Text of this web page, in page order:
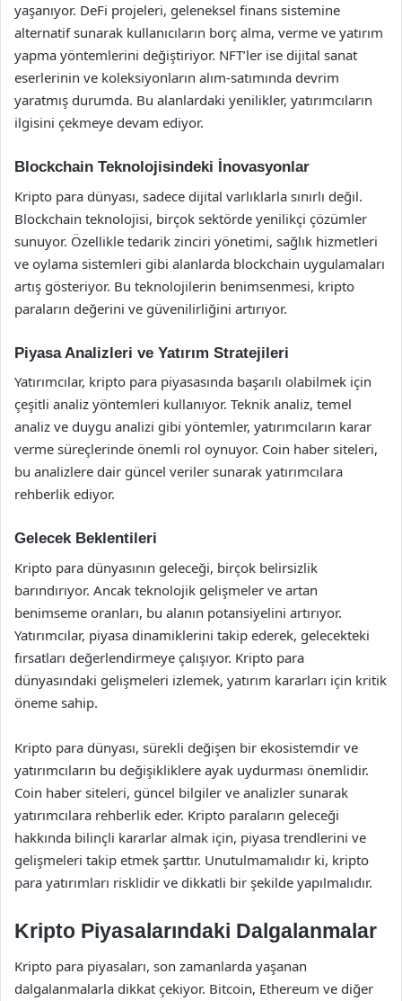
yaşanıyor. DeFi projeleri, geleneksel finans sistemine
alternatif sunarak kullanıcıların borç alma, verme ve yatırım
yapma yöntemlerini değiştiriyor. NFT’ler ise dijital sanat
eserlerinin ve koleksiyonların alım-satımında devrim
yaratmış durumda. Bu alanlardaki yenilikler, yatırımcıların
ilgisini çekmeye devam ediyor.
Blockchain Teknolojisindeki İnovasyonlar
Kripto para dünyası, sadece dijital varlıklarla sınırlı değil.
Blockchain teknolojisi, birçok sektörde yenilikçi çözümler
sunuyor. Özellikle tedarik zinciri yönetimi, sağlık hizmetleri
ve oylama sistemleri gibi alanlarda blockchain uygulamaları
artış gösteriyor. Bu teknolojilerin benimsenmesi, kripto
paraların değerini ve güvenilirliğini artırıyor.
Piyasa Analizleri ve Yatırım Stratejileri
Yatırımcılar, kripto para piyasasında başarılı olabilmek için
çeşitli analiz yöntemleri kullanıyor. Teknik analiz, temel
analiz ve duygu analizi gibi yöntemler, yatırımcıların karar
verme süreçlerinde önemli rol oynuyor. Coin haber siteleri,
bu analizlere dair güncel veriler sunarak yatırımcılara
rehberlik ediyor.
Gelecek Beklentileri
Kripto para dünyasının geleceği, birçok belirsizlik
barındırıyor. Ancak teknolojik gelişmeler ve artan
benimseme oranları, bu alanın potansiyelini artırıyor.
Yatırımcılar, piyasa dinamiklerini takip ederek, gelecekteki
fırsatları değerlendirmeye çalışıyor. Kripto para
dünyasındaki gelişmeleri izlemek, yatırım kararları için kritik
öneme sahip.
Kripto para dünyası, sürekli değişen bir ekosistemdir ve
yatırımcıların bu değişikliklere ayak uydurması önemlidir.
Coin haber siteleri, güncel bilgiler ve analizler sunarak
yatırımcılara rehberlik eder. Kripto paraların geleceği
hakkında bilinçli kararlar almak için, piyasa trendlerini ve
gelişmeleri takip etmek şarttır. Unutulmamalıdır ki, kripto
para yatırımları risklidir ve dikkatli bir şekilde yapılmalıdır.
Kripto Piyasalarındaki Dalgalanmalar
Kripto para piyasaları, son zamanlarda yaşanan
dalgalanmalarla dikkat çekiyor. Bitcoin, Ethereum ve diğer